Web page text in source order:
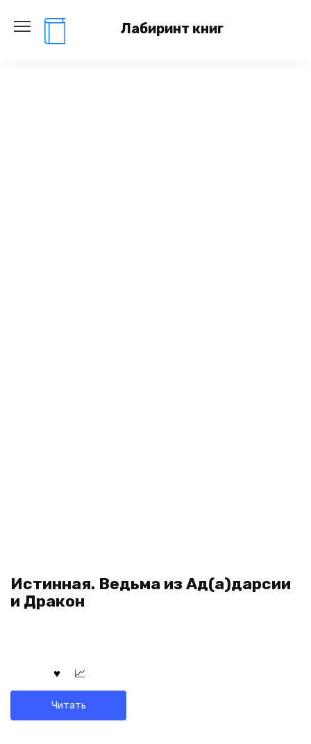
содержанию
Лабиринт книг
Истинная. Ведьма из Ад(а)дарсии
и Дракон
Читать